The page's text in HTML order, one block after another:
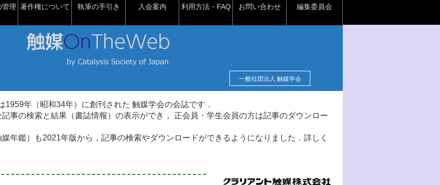
管理 著作権について 執筆の手引き 入会案内 利用方法・FAQ お問い合わせ 編集委員会
一般社団法人 触媒学会
1959年（昭和34年）に創刊された 触媒学会の会誌です．
事の検索と結果（書誌情報）の表示ができ， 正会員・学生会員の方は記事のダウンロー
年鑑）も2021年版から，記事の検索やダウンロードができるようになりました．詳しく